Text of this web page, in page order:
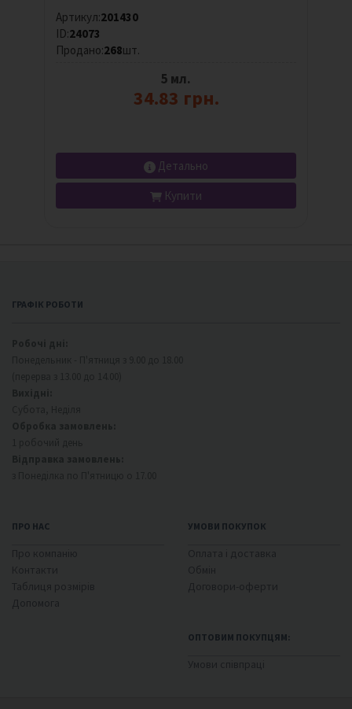
Артикул:201430
ID:24073
Продано:268шт.
5 мл.
34.83 грн.
Детально
Купити
ГРАФІК РОБОТИ
ПРО НАС УМОВИ ПОКУПОК
ОПТОВИМ ПОКУПЦЯМ: